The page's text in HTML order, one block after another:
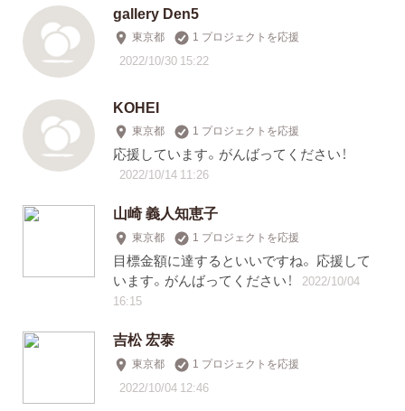
gallery Den5
東京都 1 プロジェクトを応援
2022/10/30 15:22
KOHEI
東京都 1 プロジェクトを応援
応援しています。がんばってください！
2022/10/14 11:26
山崎 義人知恵子
東京都 1 プロジェクトを応援
目標金額に達するといいですね。 応援して
います。がんばってください！
2022/10/04
16:15
吉松 宏泰
東京都 1 プロジェクトを応援
2022/10/04 12:46